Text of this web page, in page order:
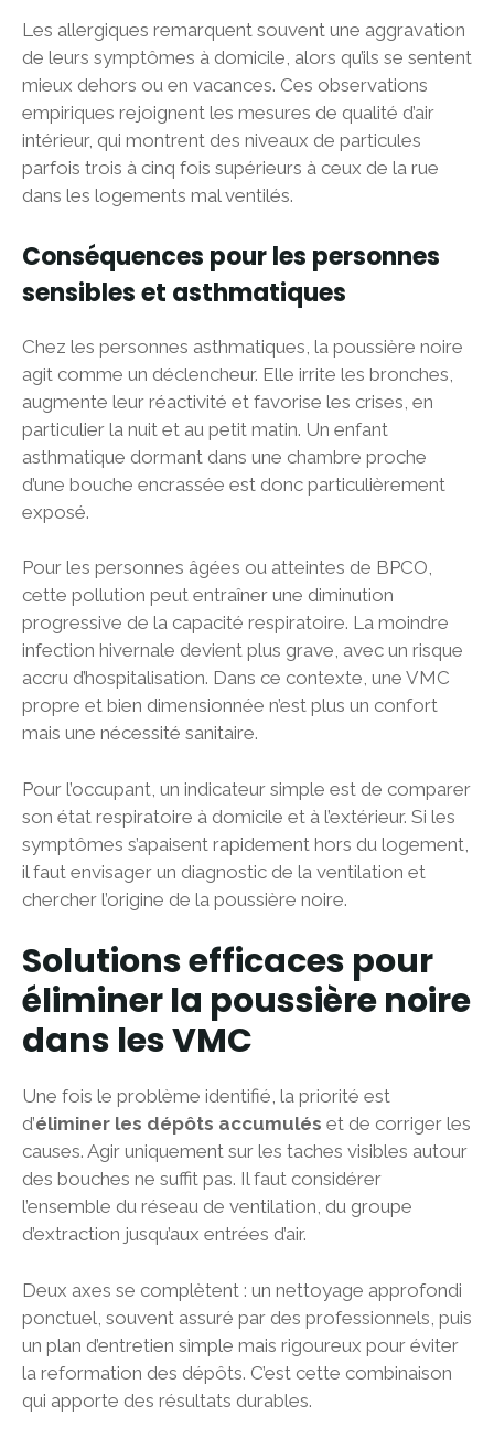
Les allergiques remarquent souvent une aggravation
de leurs symptômes à domicile, alors qu’ils se sentent
mieux dehors ou en vacances. Ces observations
empiriques rejoignent les mesures de qualité d’air
intérieur, qui montrent des niveaux de particules
parfois trois à cinq fois supérieurs à ceux de la rue
dans les logements mal ventilés.
Conséquences pour les personnes
sensibles et asthmatiques
Chez les personnes asthmatiques, la poussière noire
agit comme un déclencheur. Elle irrite les bronches,
augmente leur réactivité et favorise les crises, en
particulier la nuit et au petit matin. Un enfant
asthmatique dormant dans une chambre proche
d’une bouche encrassée est donc particulièrement
exposé.
Pour les personnes âgées ou atteintes de BPCO,
cette pollution peut entraîner une diminution
progressive de la capacité respiratoire. La moindre
infection hivernale devient plus grave, avec un risque
accru d’hospitalisation. Dans ce contexte, une VMC
propre et bien dimensionnée n’est plus un confort
mais une nécessité sanitaire.
Pour l’occupant, un indicateur simple est de comparer
son état respiratoire à domicile et à l’extérieur. Si les
symptômes s’apaisent rapidement hors du logement,
il faut envisager un diagnostic de la ventilation et
chercher l’origine de la poussière noire.
Solutions efficaces pour
éliminer la poussière noire
dans les VMC
Une fois le problème identifié, la priorité est
d’éliminer les dépôts accumulés et de corriger les
causes. Agir uniquement sur les taches visibles autour
des bouches ne suffit pas. Il faut considérer
l’ensemble du réseau de ventilation, du groupe
d’extraction jusqu’aux entrées d’air.
Deux axes se complètent : un nettoyage approfondi
ponctuel, souvent assuré par des professionnels, puis
un plan d’entretien simple mais rigoureux pour éviter
la reformation des dépôts. C’est cette combinaison
qui apporte des résultats durables.